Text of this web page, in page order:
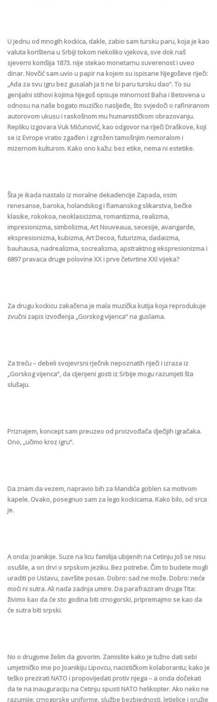
U jednu od mnogih kockica, dakle, zabio sam tursku paru, koja je kao
valuta korištena u Srbiji tokom nekoliko vjekova, sve dok naš
sjeverni komšija 1873. nije stekao monetarnu suverenost i uveo
dinar. Novčić sam uvio u papir na kojem su ispisane Njegoševe riječi:
„Ada za svu igru bez gusalah ja ti ne bi paru tursku dao“. To su
genijalni stihovi kojima Njegoš opisuje minornost Baha i Betovena u
odnosu na naše bogato muzičko nasljeđe, što svjedoči o rafiniranom
autorovom ukusu i raskošnom mu humanističkom obrazovanju.
Repliku izgovara Vuk Mićunović, kao odgovor na riječi Draškove, koji
se iz Evrope vratio zgađen i zgrožen tamošnjim nemoralom i
mizernom kulturom. Kako ono kažu: bez etike, nema ni estetike.
Šta je ikada nastalo iz moralne dekadencije Zapada, osim
renesanse, baroka, holandskog i flamanskog slikarstva, bečke
klasike, rokokoa, neoklasicizma, romantizma, realizma,
impresionizma, simbolizma, Art Nouveaua, secesije, avangarde,
ekspresionizma, kubizma, Art Decoa, futurizma, dadaizma,
bauhausa, nadrealizma, socrealizma, apstraktnog ekspresionizma i
6897 pravaca druge polovine XX i prve četvrtine XXI vijeka?
Za drugu kockicu zakačena je mala muzička kutija koja reprodukuje
zvučni zapis izvođenja „Gorskog vijenca“ na guslama.
Za treću – debeli svojevrsni rječnik nepoznatih riječi i izraza iz
„Gorskog vijenca“, da cijenjeni gosti iz Srbije mogu razumjeti šta
slušaju.
Priznajem, koncept sam preuzeo od proizvođača dječijih igračaka.
Ono, „učimo kroz igru“.
Da znam da vezem, napravio bih za Mandića goblen sa motivom
kapele. Ovako, posegnuo sam za lego kockicama. Kako bilo, od srca
je.
A onda: Joanikije. Suze na licu familija ubijenih na Cetinju još se nisu
osušile, a on drvi o srpskom jeziku. Bez potrebe. Čim to budete mogli
uraditi po Ustavu, završite posao. Dobro: sad ne može. Dobro: neće
moći ni sutra. Ali nada zadnja umire. Da parafraziram druga Tita:
živimo kao da će sto godina biti crnogorski, pripremajmo se kao da
će sutra biti srpski.
No o drugome želim da govorim. Zamislite kako je tužno dati sebi
umjetničko ime po Joanikiju Lipovcu, nacističkom kolaborantu; kako je
teško prezirati NATO i propovijedati protiv njega – a onda dočekati
da te na inauguraciju na Cetinju spusti NATO helikopter. Ako neko ne
razumije: crnogorske uniforme, službe bezbjednosti, letjelice i oružje